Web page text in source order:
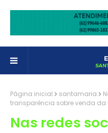
Página inicial santamaria
transparência sobre venda da
Nas redes